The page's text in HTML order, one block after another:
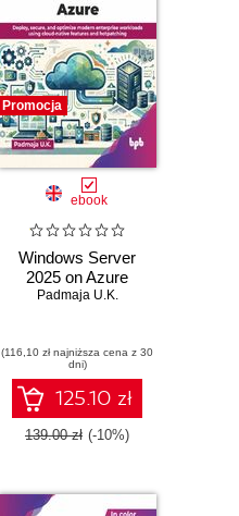
Promocja
ebook
Windows Server
2025 on Azure
Padmaja U.K.
(116,10 zł najniższa cena z 30
dni)
125.10 zł
139.00 zł (-10%)